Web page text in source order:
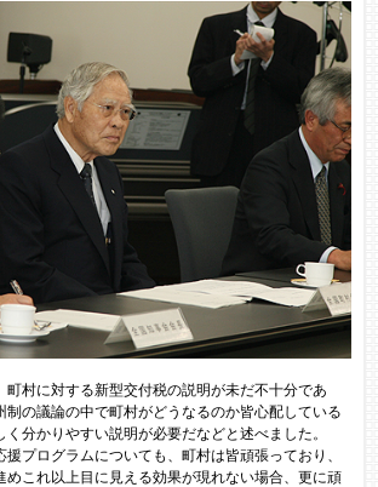
村に対する新型交付税の説明が未だ不十分であ
制の議論の中で町村がどうなるのか皆心配している
く分かりやすい説明が必要だなどと述べました。
プログラムについても、町村は皆頑張っており、
めこれ以上目に見える効果が現れない場合、更に頑